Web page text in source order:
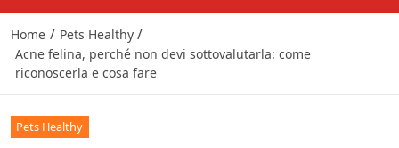
Home / Pets Healthy /
Acne felina, perché non devi sottovalutarla: come
riconoscerla e cosa fare
Pets Healthy